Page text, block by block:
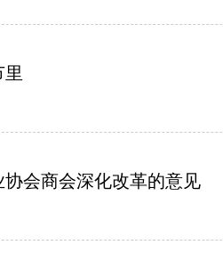
会商会深化改革的意见